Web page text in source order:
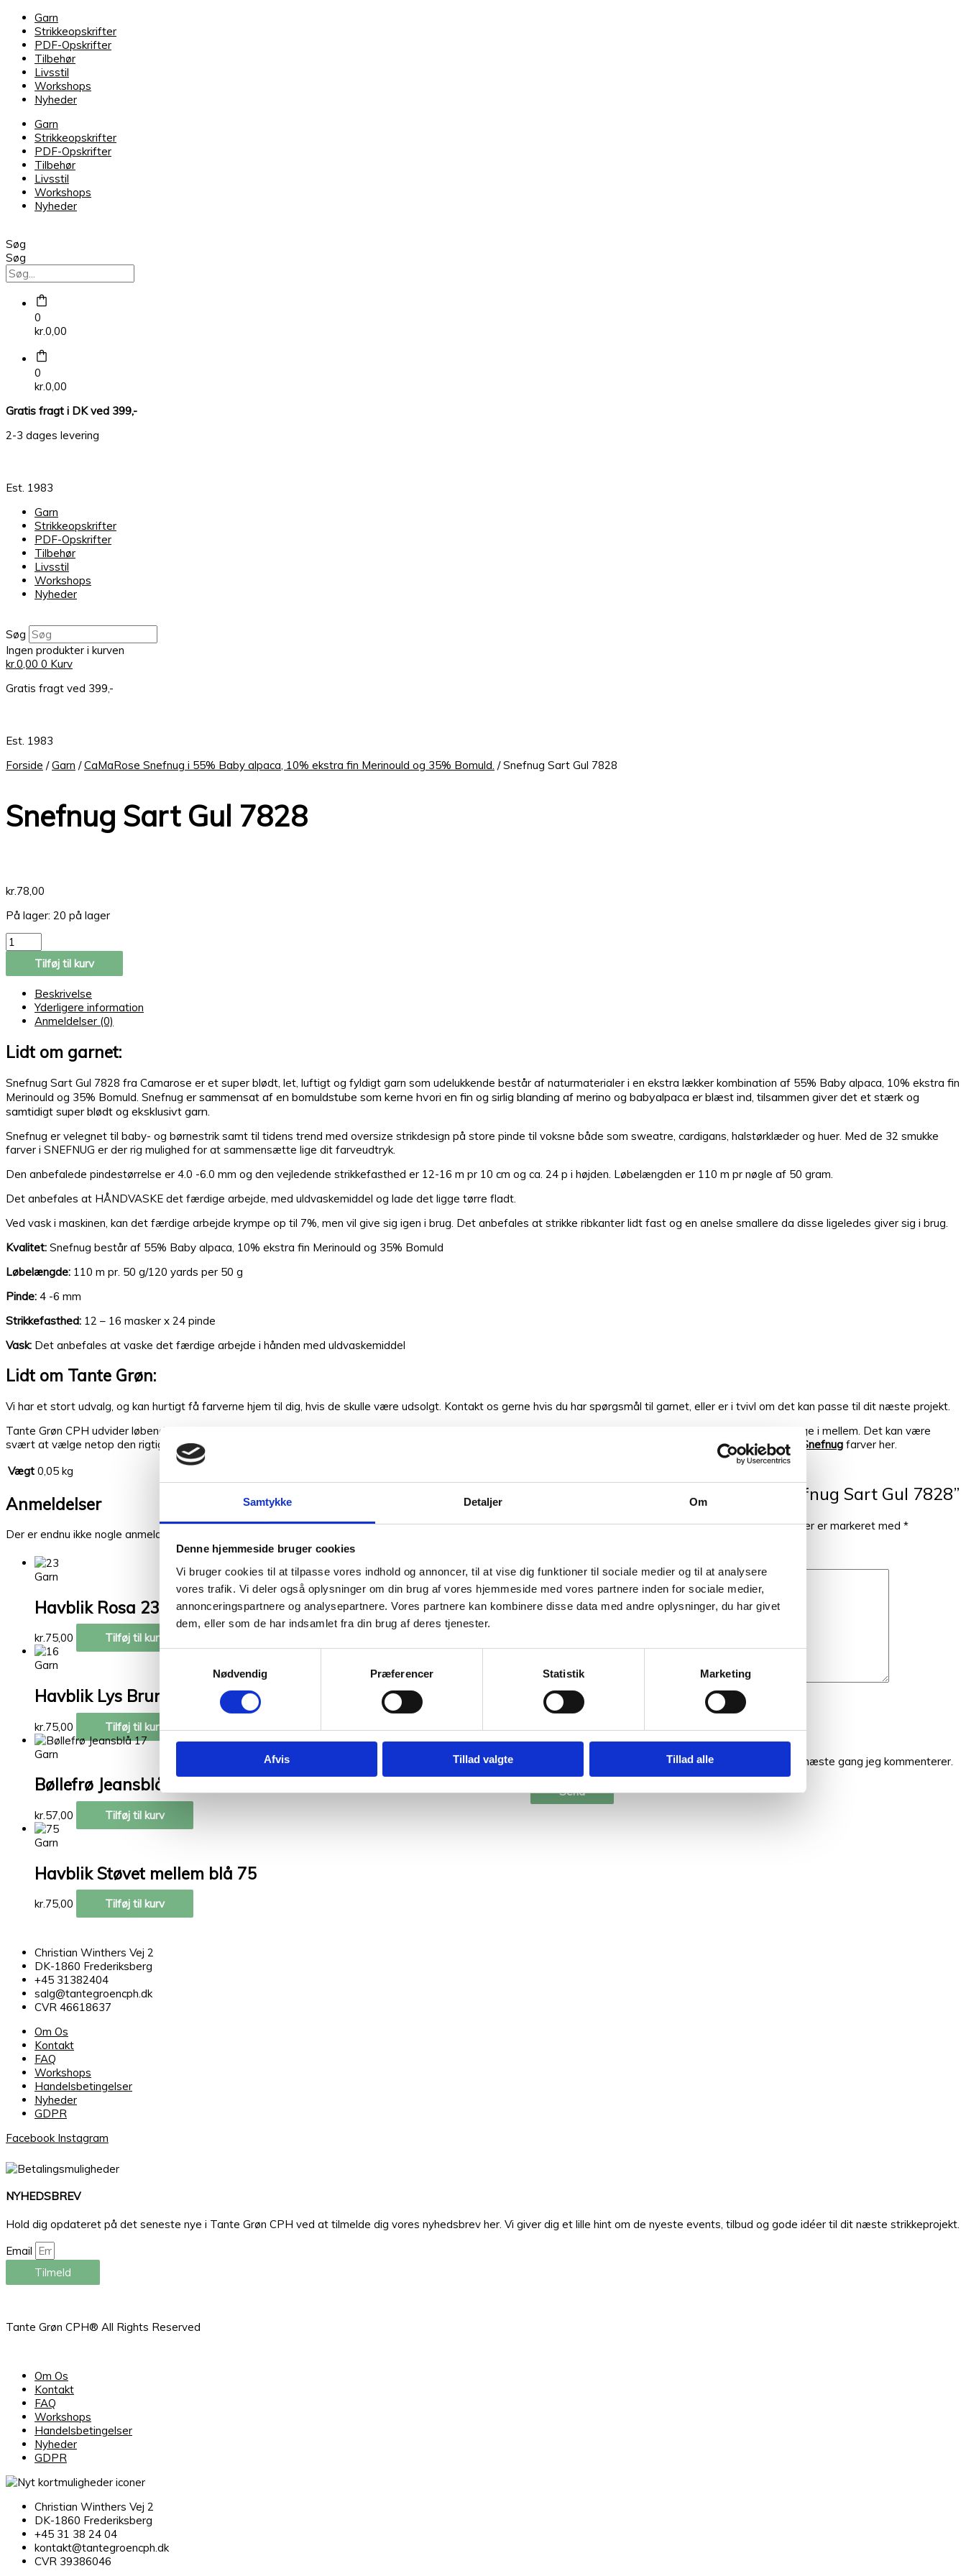
Samtykke Detaljer Om
Denne hjemmeside bruger cookies
Vi bruger cookies til at tilpasse vores indhold og annoncer, til at vise dig funktioner til sociale medier og til at analysere
vores trafik. Vi deler også oplysninger om din brug af vores hjemmeside med vores partnere inden for sociale medier,
annonceringspartnere og analysepartnere. Vores partnere kan kombinere disse data med andre oplysninger, du har givet
dem, eller som de har indsamlet fra din brug af deres tjenester.
Nødvendig
Præferencer Statistik Marketing
Afvis Tillad valgte Tillad alle
Garn
Strikkeopskrifter
PDF-Opskrifter
Tilbehør
Livsstil
Workshops
Nyheder
Garn
Strikkeopskrifter
PDF-Opskrifter
Tilbehør
Livsstil
Workshops
Nyheder
Søg
Søg
0
kr.0,00
0
kr.0,00
Gratis fragt i DK ved 399,-
2-3 dages levering
Est. 1983
Garn
Strikkeopskrifter
PDF-Opskrifter
Tilbehør
Livsstil
Workshops
Nyheder
Søg
Ingen produkter i kurven
kr.0,00 0 Kurv
Gratis fragt ved 399,-
Est. 1983
Forside /Garn /CaMaRose Snefnug i 55% Baby alpaca, 10% ekstra fin Merinould og 35% Bomuld. / Snefnug Sart Gul 7828
Snefnug Sart Gul 7828
kr.78,00
På lager: 20 på lager
Sart
7828
antal
Tilføj til kurv
Beskrivelse
Yderligere information
Anmeldelser (0)
Lidt om garnet:
Snefnug Sart Gul 7828 fra Camarose er et super blødt, let, luftigt og fyldigt garn som udelukkende består af naturmaterialer i en ekstra lækker kombination af 55% Baby alpaca, 10% ekstra fin
Merinould og 35% Bomuld. Snefnug er sammensat af en bomuldstube som kerne hvori en fin og sirlig blanding af merino og babyalpaca er blæst ind, tilsammen giver det et stærk og
samtidigt super blødt og eksklusivt garn.
Snefnug er velegnet til baby- og børnestrik samt til tidens trend med oversize strikdesign på store pinde til voksne både som sweatre, cardigans, halstørklæder og huer. Med de 32 smukke
farver i SNEFNUG er der rig mulighed for at sammensætte lige dit farveudtryk.
Den anbefalede pindestørrelse er 4.0 -6.0 mm og den vejledende strikkefasthed er 12-16 m pr 10 cm og ca. 24 p i højden. Løbelængden er 110 m pr nøgle af 50 gram.
Det anbefales at HÅNDVASKE det færdige arbejde, med uldvaskemiddel og lade det ligge tørre fladt.
Ved vask i maskinen, kan det færdige arbejde krympe op til 7%, men vil give sig igen i brug. Det anbefales at strikke ribkanter lidt fast og en anelse smallere da disse ligeledes giver sig i brug.
Kvalitet: Snefnug består af 55% Baby alpaca, 10% ekstra fin Merinould og 35% Bomuld
Løbelængde: 110 m pr. 50 g/120 yards per 50 g
Pinde: 4 -6 mm
Strikkefasthed: 12 – 16 masker x 24 pinde
Vask: Det anbefales at vaske det færdige arbejde i hånden med uldvaskemiddel
Lidt om Tante Grøn:
Vi har et stort udvalg, og kan hurtigt få farverne hjem til dig, hvis de skulle være udsolgt. Kontakt os gerne hvis du har spørgsmål til garnet, eller er i tvivl om det kan passe til dit næste projekt.
Tante Grøn CPH udvider løbende garn sortimentet med nye versioner af vores garner. Fandt du ikke den rigtige garn kvalitet har vi altid flere substitutter at vælge i mellem. Det kan være
svært at vælge netop den rigtige farve, så tag dig god tid og spørg os endelig til råds. Hvis Snefnug Sart Gul 7828 farven ikke lige er dig, så kan du se de andre
Snefnug farver her.
Vægt 0,05 kg
Anmeldelser
Der er endnu ikke nogle anmeldelser.
Vær den første til at anmelde “Snefnug Sart Gul 7828”
Din e-mailadresse vil ikke blive publiceret. Krævede felter er markeret med *
Din anmeldelse
Navn *
E-mail*
Gem mit navn, mail og websted i denne browser til næste gang jeg kommenterer.
Kunder købte også
Garn
Havblik Rosa 23
kr.75,00
Tilføj til kurv
Garn
Havblik Lys Brun 16
kr. 75,00
Tilføj til kurv
Garn
Bøllefrø Jeansblå 17
kr.57,00
Tilføj til kurv
Garn
Havblik Støvet mellem blå 75
kr.75,00 Tilføj til kurv
Christian Winthers Vej 2
DK-1860 Frederiksberg
+45 31382404
salg@tantegroencph.dk
CVR 46618637
Om Os
Kontakt
FAQ
Workshops
Handelsbetingelser
Nyheder
GDPR
Facebook Instagram
NYHEDSBREV
Hold dig opdateret på det seneste nye i Tante Grøn CPH ved at tilmelde dig vores nyhedsbrev her. Vi giver dig et lille hint om de nyeste events, tilbud og gode idéer til dit næste strikkeprojekt.
Email
Tilmeld
Tante Grøn CPH® All Rights Reserved
Om Os
Kontakt
FAQ
Workshops
Handelsbetingelser
Nyheder
GDPR
Christian Winthers Vej 2
DK-1860 Frederiksberg
+45 31 38 24 04
kontakt@tantegroencph.dk
CVR 39386046